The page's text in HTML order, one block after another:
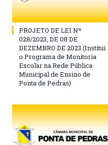
PROJETO DE LEI Nº
028/2023, DE 08 DE
DEZEMBRO DE 2023 (Institui
o Programa de Monitoria
Escolar na Rede Pública
Municipal de Ensino de
Ponta de Pedras)